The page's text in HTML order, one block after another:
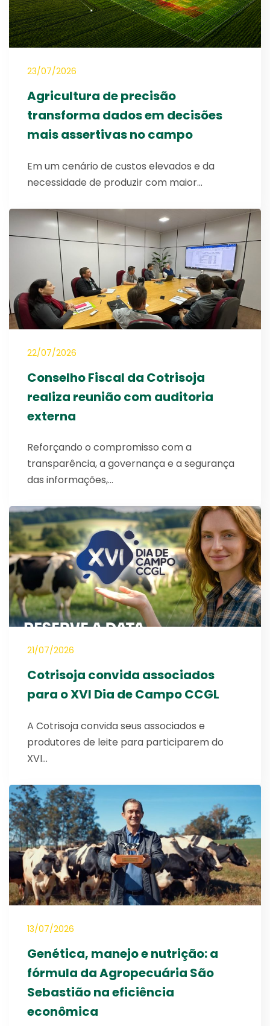
23/07/2026
Agricultura de precisão
transforma dados em decisões
mais assertivas no campo
Em um cenário de custos elevados e da
necessidade de produzir com maior…
22/07/2026
Conselho Fiscal da Cotrisoja
realiza reunião com auditoria
externa
Reforçando o compromisso com a
transparência, a governança e a segurança
das informações,…
21/07/2026
Cotrisoja convida associados
para o XVI Dia de Campo CCGL
A Cotrisoja convida seus associados e
produtores de leite para participarem do
XVI…
13/07/2026
Genética, manejo e nutrição: a
fórmula da Agropecuária São
Sebastião na eficiência
econômica